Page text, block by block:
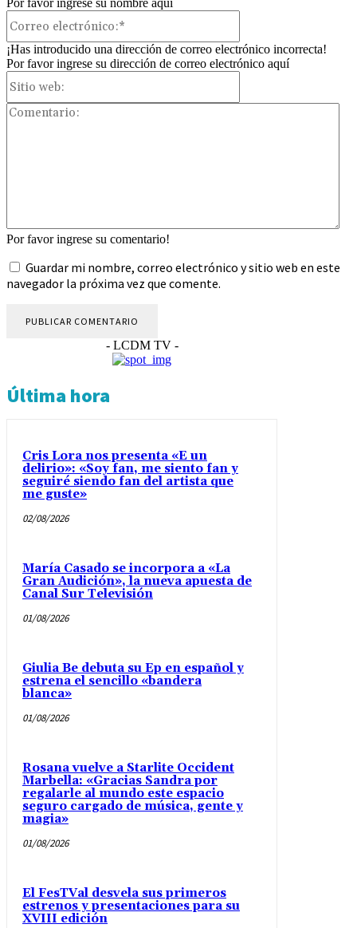
Por favor ingrese su nombre aquí
¡Has introducido una dirección de correo electrónico incorrecta!
Por favor ingrese su dirección de correo electrónico aquí
Por favor ingrese su comentario!
Guardar mi nombre, correo electrónico y sitio web en este
navegador la próxima vez que comente.
- LCDM TV -
Última hora
Cris Lora nos presenta «E un
delirio»: «Soy fan, me siento fan y
seguiré siendo fan del artista que
me guste»
02/08/2026
María Casado se incorpora a «La
Gran Audición», la nueva apuesta de
Canal Sur Televisión
01/08/2026
Giulia Be debuta su Ep en español y
estrena el sencillo «bandera
blanca»
01/08/2026
Rosana vuelve a Starlite Occident
Marbella: «Gracias Sandra por
regalarle al mundo este espacio
seguro cargado de música, gente y
magia»
01/08/2026
El FesTVal desvela sus primeros
estrenos y presentaciones para su
XVIII edición